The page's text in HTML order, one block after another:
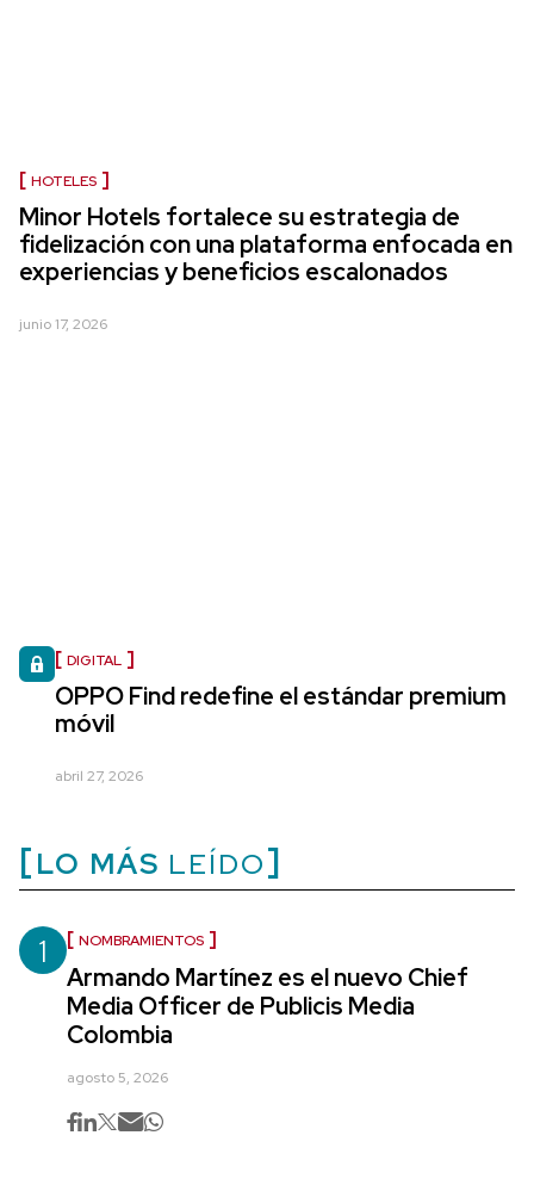
HOTELES
Minor Hotels fortalece su estrategia de
fidelización con una plataforma enfocada en
experiencias y beneficios escalonados
junio 17, 2026
DIGITAL
OPPO Find redefine el estándar premium
móvil
abril 27, 2026
LO MÁS LEÍDO
1 NOMBRAMIENTOS
Armando Martínez es el nuevo Chief
Media Officer de Publicis Media
Colombia
agosto 5, 2026